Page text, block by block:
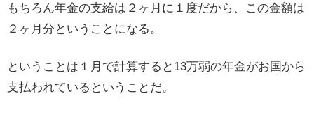
もちろん年金の支給は２ヶ月に１度だから、この金額は
２ヶ月分ということになる。
ということは１月で計算すると13万弱の年金がお国から
支払われているということだ。